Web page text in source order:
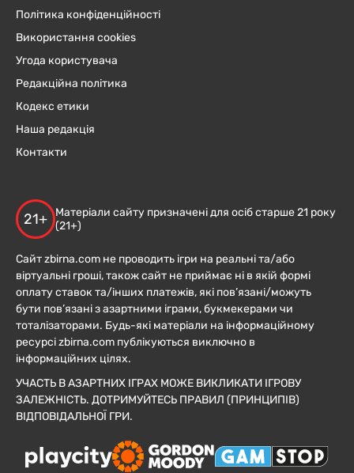
Політика конфіденційності
Використання cookies
Угода користувача
Редакційна політика
Кодекс етики
Наша редакція
Контакти
21+
Матеріали сайту призначені для осіб старше 21 року
(21+)
Сайт zbirna.com не проводить ігри на реальні та/або
віртуальні гроші, також сайт не приймає ні в якій формі
оплату ставок та/інших платежів, які пов’язані/можуть
бути пов’язані з азартними іграми, букмекерами чи
тоталізаторами. Будь-які матеріали на інформаційному
ресурсі zbirna.com публікуються виключно в
інформаційних цілях.
УЧАСТЬ В АЗАРТНИХ ІГРАХ МОЖЕ ВИКЛИКАТИ ІГРОВУ
ЗАЛЕЖНІСТЬ. ДОТРИМУЙТЕСЬ ПРАВИЛ (ПРИНЦИПІВ)
ВІДПОВІДАЛЬНОЇ ГРИ.